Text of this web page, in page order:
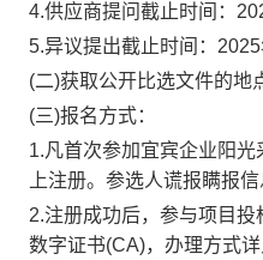
4.供应商提问截止时间：
5.异议提出截止时间：
(二)获取公开比选文件的地
(三)报名方式：
1.凡首次参加宜宾企业阳
上注册。参选人谎报瞒报
2.注册成功后，参与项目
数字证书(CA)，办理方式